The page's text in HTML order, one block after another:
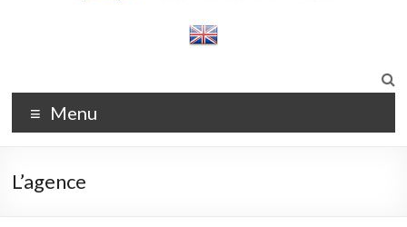
Marseillaise
Menu
L’agence